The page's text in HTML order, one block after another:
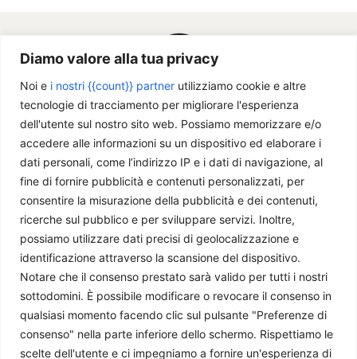
Diamo valore alla tua privacy
Noi e i nostri {{count}} partner utilizziamo cookie e altre
tecnologie di tracciamento per migliorare l'esperienza
dell'utente sul nostro sito web. Possiamo memorizzare e/o
accedere alle informazioni su un dispositivo ed elaborare i
dati personali, come l’indirizzo IP e i dati di navigazione, al
fine di fornire pubblicità e contenuti personalizzati, per
consentire la misurazione della pubblicità e dei contenuti,
ricerche sul pubblico e per sviluppare servizi. Inoltre,
possiamo utilizzare dati precisi di geolocalizzazione e
identificazione attraverso la scansione del dispositivo.
Notare che il consenso prestato sarà valido per tutti i nostri
sottodomini. È possibile modificare o revocare il consenso in
qualsiasi momento facendo clic sul pulsante "Preferenze di
consenso" nella parte inferiore dello schermo. Rispettiamo le
scelte dell'utente e ci impegniamo a fornire un'esperienza di
Chi siamo
Il Caffè Geopolitico è una Associazione di Promozione Sociale. Dal
2009 parliamo di politica internazionale, per diffondere una
conoscenza accessibile e aggiornata delle dinamiche geopolitiche che
segnano il mondo che ci circonda.
C.F./P.IVA 11078490965 - Testata giornalistica registrata presso il
Tribunale di Milano aut. n.398 del 10/12/2013 - ISSN 2384-9975